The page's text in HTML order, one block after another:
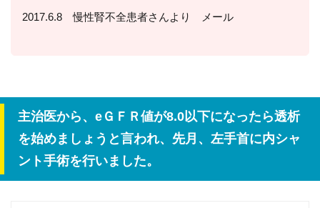
2017.6.8 慢性腎不全患者さんより メール
主治医から、eＧＦＲ値が8.0以下になったら透析
を始めましょうと言われ、先月、左手首に内シャ
ント手術を行いました。